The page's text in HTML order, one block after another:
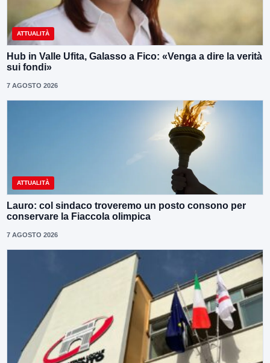
ATTUALITÀ
Hub in Valle Ufita, Galasso a Fico: «Venga a dire la verità
sui fondi»
7 AGOSTO 2026
ATTUALITÀ
Lauro: col sindaco troveremo un posto consono per
conservare la Fiaccola olimpica
7 AGOSTO 2026